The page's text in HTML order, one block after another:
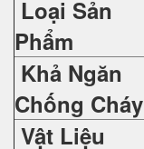
Loại Sản
Phẩm
Khả Ngăn
Chống Cháy
Vật Liệu